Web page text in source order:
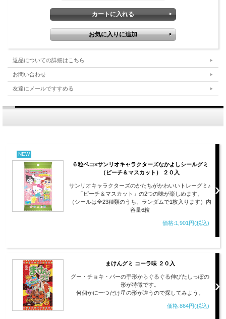
返品についての詳細はこちら
お問い合わせ
友達にメールですすめる
NEW
６粒ペコ×サンリオキャラクターズなかよしシールグミ
（ピーチ＆マスカット） ２０入
サンリオキャラクターズのかたちがかわいいトレーグミ♪
「ピーチ＆マスカット」の2つの味が楽しめます。
（シールは全23種類のうち、ランダムで1枚入ります）内
容量6粒
価格:1,901円(税込)
まけんグミ コーラ味 ２０入
グー・チョキ・パーの手形からぐるぐる伸びたしっぽの
形が特徴です。
何個かに一つだけ星の形が違うので探してみよう。
価格:864円(税込)